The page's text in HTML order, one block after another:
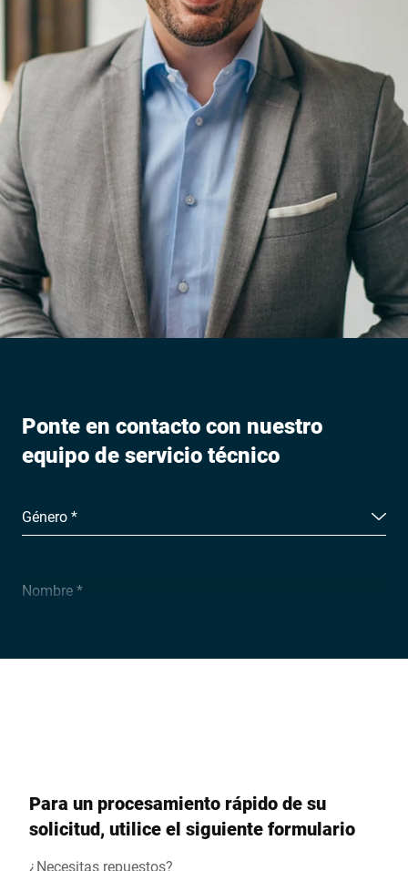
Ponte en contacto con nuestro
equipo de servicio técnico
Género *
Nombre *
Nombre y Apellidos *
Número de cliente
Para un procesamiento rápido de su
solicitud, utilice el siguiente formulario
¿Necesitas repuestos?